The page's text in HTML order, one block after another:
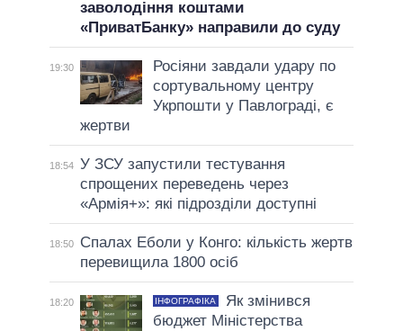
заволодіння коштами
«ПриватБанку» направили до суду
19:30
Росіяни завдали удару по
сортувальному центру
Укрпошти у Павлограді, є
жертви
18:54 У ЗСУ запустили тестування
спрощених переведень через
«Армія+»: які підрозділи доступні
18:50
Спалах Еболи у Конго: кількість жертв
перевищила 1800 осіб
18:20 ІНФОГРАФІКА
Як змінився
бюджет Міністерства